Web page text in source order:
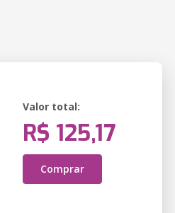
Valor total:
R$ 125,17
Comprar